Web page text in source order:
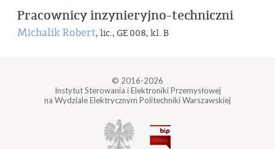
Pracownicy inzynieryjno-techniczni
Michalik Robert, lic., GE 008, kl. B
© 2016-2026
Instytut Sterowania i Elektroniki Przemysłowej
na Wydziale Elektrycznym Politechniki Warszawskiej